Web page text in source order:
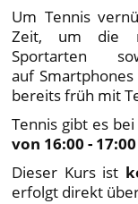
Um Tennis
Zeit, um die
Sportarten
auf
bereits früh mit
Tennis gibt es
von 16:00 -
Dieser Kurs ist
erfolgt direkt